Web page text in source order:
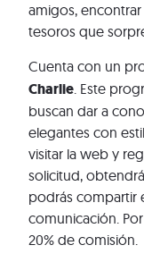
amigos,
tesoros que
Cuenta con un
Charlie. Este
buscan dar a
elegantes con
visitar la web y
solicitud,
podrás compartir
comunicación.
20% de comisión.